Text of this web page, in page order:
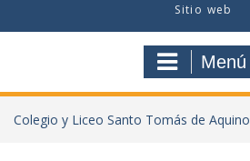
Sitio web
Menú
Colegio y Liceo Santo Tomás de Aquino